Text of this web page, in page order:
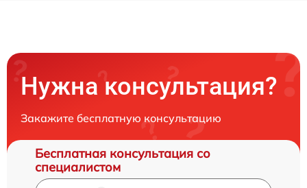
Нужна консультация?
Закажите бесплатную консультацию
Бесплатная консультация со
специалистом